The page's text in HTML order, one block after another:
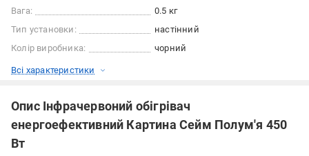
Вага:
0.5 кг
Тип установки:
настінний
Колір виробника:
чорний
Всі характеристики
Опис Інфрачервоний обігрівач
енергоефективний Картина Сейм Полум'я 450
Вт